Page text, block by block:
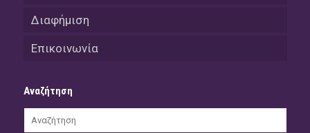
Διαφήμιση
Επικοινωνία
Αναζήτηση